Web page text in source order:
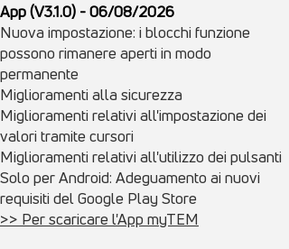
App (V3.1.0) - 06/08/2026
Nuova impostazione: i blocchi funzione
possono rimanere aperti in modo
permanente
Miglioramenti alla sicurezza
Miglioramenti relativi all'impostazione dei
valori tramite cursori
Miglioramenti relativi all'utilizzo dei pulsanti
Solo per Android: Adeguamento ai nuovi
requisiti del Google Play Store
>> Per scaricare l'App myTEM